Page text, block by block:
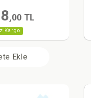
Kargo
,00 TL
Ekle